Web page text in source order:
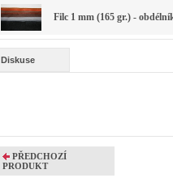
Filc 1 mm (165 gr.) -
Diskuse
PŘEDCHOZÍ
PRODUKT